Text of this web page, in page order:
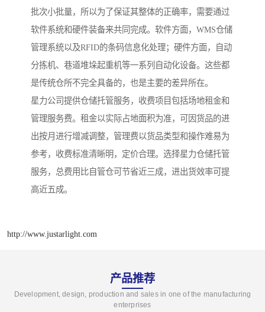
批次小批量，所以为了保证其整体的正确率，需要通过
软件系统和硬件装备来共同完成。软件方面，WMS仓储
管理系统以及RFID的条码信息化处理；硬件方面，自动
分拣机、巷道堆垛起重机等一系列自动化设备。这些都
是传统仓所不完全具备的，也是主要的差异所在。
星力公司提供仓储托管服务，收费项目包括场地租金和
管理服务费。租金以实际占地面积为准，可因货品的进
出按月进行增减调整，管理费以货品类型和操作难易为
参考，收费标准清晰明，定价合理。选择星力仓储托管
服务，总费用比自管仓可节省近三成，进出货效率可提
高近五成。
http://www.justarlight.com
产品推荐
Development, design, production and sales in one of the manufacturing
enterprises